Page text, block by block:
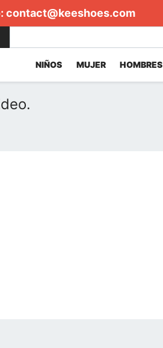
contact@keeshoes.com
NIÑOS MUJER HOMBRES